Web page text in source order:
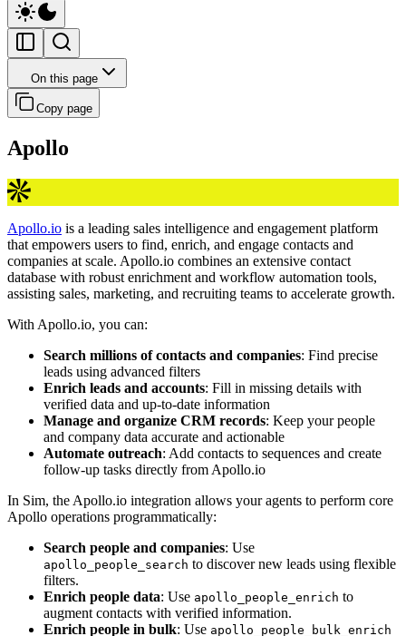
On this page
Copy page
Apollo
Apollo.io is a leading sales intelligence and engagement platform
that empowers users to find, enrich, and engage contacts and
companies at scale. Apollo.io combines an extensive contact
database with robust enrichment and workflow automation tools,
assisting sales, marketing, and recruiting teams to accelerate growth.
With Apollo.io, you can:
Search millions of contacts and companies: Find precise
leads using advanced filters
Enrich leads and accounts: Fill in missing details with
verified data and up-to-date information
Manage and organize CRM records: Keep your people
and company data accurate and actionable
Automate outreach: Add contacts to sequences and create
follow-up tasks directly from Apollo.io
In Sim, the Apollo.io integration allows your agents to perform core
Apollo operations programmatically:
Search people and companies: Use
apollo_people_search to discover new leads using flexible
filters.
Enrich people data: Use apollo_people_enrich to
augment contacts with verified information.
Enrich people in bulk: Use apollo_people_bulk_enrich